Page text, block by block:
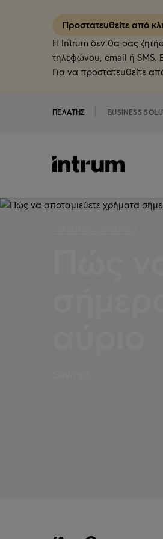
Προστατευθείτε από
Η Intrum δεν θα σας
τηλεφώνου, email ή SMS.
Για να προστατευθείτε
ΠΕΛΆΤΗΣ BUSINESS